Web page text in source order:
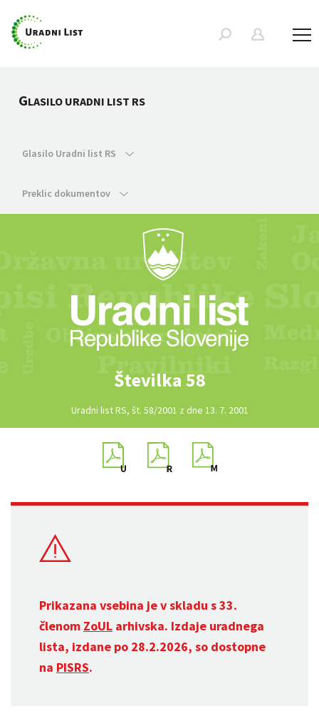
GLASILO URADNI LIST RS
Glasilo Uradni list RS
Preklic dokumentov
Številka 58
Uradni list RS, št. 58/2001 z dne 13. 7. 2001
Prikazana vsebina je v skladu s 33.
členom ZoUL arhivska. Izdaje uradnega
lista, izdane po 28.2.2026, so dostopne
na PISRS.